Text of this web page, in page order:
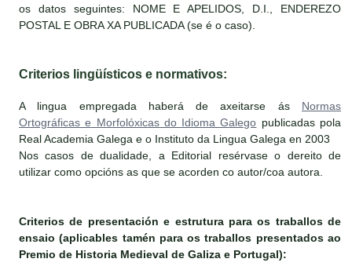
os datos seguintes: NOME E APELIDOS, D.I., ENDEREZO
POSTAL E OBRA XA PUBLICADA (se é o caso).
Criterios lingüísticos e normativos:
A lingua empregada haberá de axeitarse ás Normas
Ortográficas e Morfolóxicas do Idioma Galego publicadas pola
Real Academia Galega e o Instituto da Lingua Galega en 2003
Nos casos de dualidade, a Editorial resérvase o dereito de
utilizar como opcións as que se acorden co autor/coa autora.
Criterios de presentación e estrutura para os traballos de
ensaio (aplicables tamén para os traballos presentados ao
Premio de Historia Medieval de Galiza e Portugal):